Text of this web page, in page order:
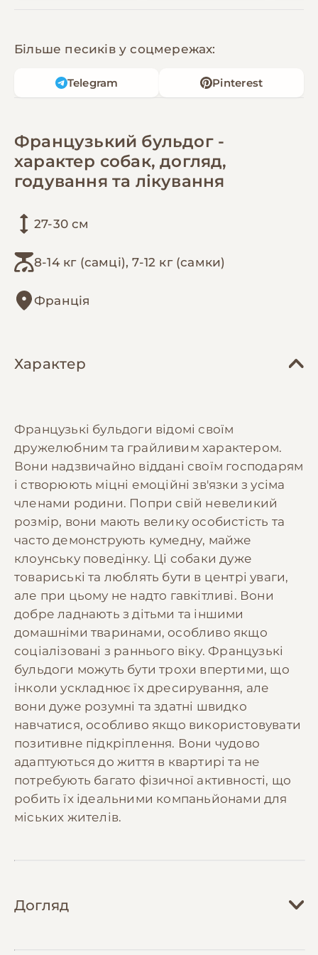
Більше песиків у соцмережах:
Telegram Pinterest
Французький бульдог -
характер собак, догляд,
годування та лікування
27-30 см
8-14 кг (самці), 7-12 кг (самки)
Франція
Характер
Французькі бульдоги відомі своїм
дружелюбним та грайливим характером.
Вони надзвичайно віддані своїм господарям
і створюють міцні емоційні зв'язки з усіма
членами родини. Попри свій невеликий
розмір, вони мають велику особистість та
часто демонструють кумедну, майже
клоунську поведінку. Ці собаки дуже
товариські та люблять бути в центрі уваги,
але при цьому не надто гавкітливі. Вони
добре ладнають з дітьми та іншими
домашніми тваринами, особливо якщо
соціалізовані з раннього віку. Французькі
бульдоги можуть бути трохи впертими, що
інколи ускладнює їх дресирування, але
вони дуже розумні та здатні швидко
навчатися, особливо якщо використовувати
позитивне підкріплення. Вони чудово
адаптуються до життя в квартирі та не
потребують багато фізичної активності, що
робить їх ідеальними компаньйонами для
міських жителів.
Догляд